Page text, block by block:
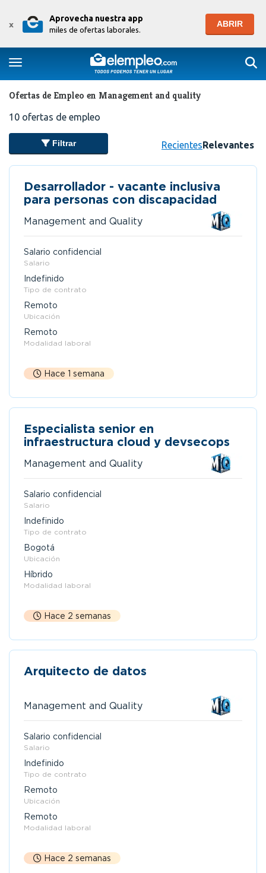
x
Aprovecha nuestra app
miles de ofertas laborales.
ABRIR
Toggle navigation
Ofertas de Empleo en Management and quality
10 ofertas de empleo
Filtrar RecientesRelevantes
Desarrollador - vacante inclusiva
para personas con discapacidad
Management and Quality
Salario confidencial
Salario
Indefinido
Tipo de contrato
Remoto
Ubicación
Remoto
Modalidad laboral
Hace 1 semana
Especialista senior en
infraestructura cloud y devsecops
Management and Quality
Salario confidencial
Salario
Indefinido
Tipo de contrato
Bogotá
Ubicación
Híbrido
Modalidad laboral
Hace 2 semanas
Arquitecto de datos
Management and Quality
Salario confidencial
Salario
Indefinido
Tipo de contrato
Remoto
Ubicación
Remoto
Modalidad laboral
Hace 2 semanas